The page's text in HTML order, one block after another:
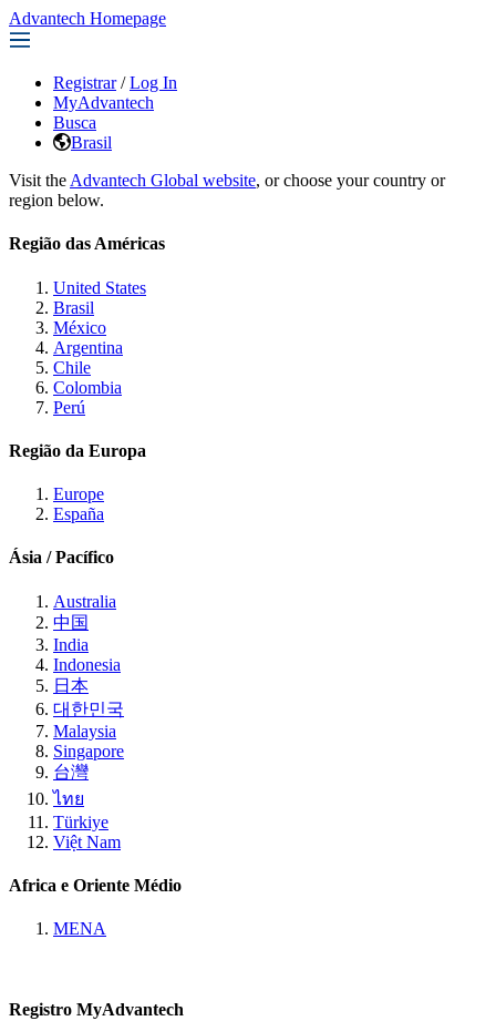
Advantech Homepage
Registrar / Log In
MyAdvantech
Busca
Brasil
Visit the Advantech Global website, or choose your country or
region below.
Região das Américas
United States
Brasil
México
Argentina
Chile
Colombia
Perú
Região da Europa
Europe
España
Ásia / Pacífico
Australia
中国
India
Indonesia
日本
대한민국
Malaysia
Singapore
台灣
ไทย
Türkiye
Việt Nam
Africa e Oriente Médio
MENA
Registro MyAdvantech